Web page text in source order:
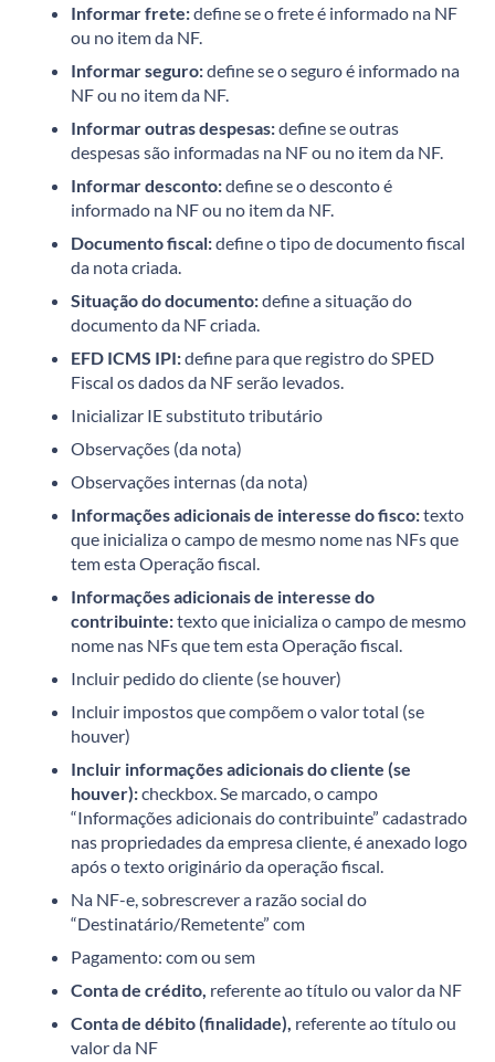
Informar frete:define se o frete é informado na NF
ou no item da NF.
Informar seguro:define se o seguro é informado na
NF ou no item da NF.
Informar outras despesas:define se outras
despesas são informadas na NF ou no item da NF.
Informar desconto:define se o desconto é
informado na NF ou no item da NF.
Documento fiscal:define o tipo de documento fiscal
da nota criada.
Situação do documento:define a situação do
documento da NF criada.
EFD ICMS IPI:define para que registro do SPED
Fiscal os dados da NF serão levados.
Inicializar IE substituto tributário
Observações (da nota)
Observações internas (da nota)
Informações adicionais de interesse do fisco:texto
que inicializa o campo de mesmo nome nas NFs que
tem esta Operação fiscal.
Informações adicionais de interesse do
contribuinte:texto que inicializa o campo de mesmo
nome nas NFs que tem esta Operação fiscal.
Incluir pedido do cliente (se houver)
Incluir impostos que compõem o valor total (se
houver)
Incluir informações adicionais do cliente (se
houver):checkbox. Se marcado, o campo
“Informações adicionais do contribuinte” cadastrado
nas propriedades da empresa cliente, é anexado logo
após o texto originário da operação fiscal.
Na NF-e, sobrescrever a razão social do
“Destinatário/Remetente” com
Pagamento: com ou sem
Conta de crédito, referente ao título ou valor da NF
Conta de débito (finalidade), referente ao título ou
valor da NF